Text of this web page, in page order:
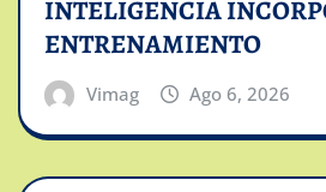
INTELIGENCIA
ENTRENAMIENTO
Vimag Ago 6, 2026